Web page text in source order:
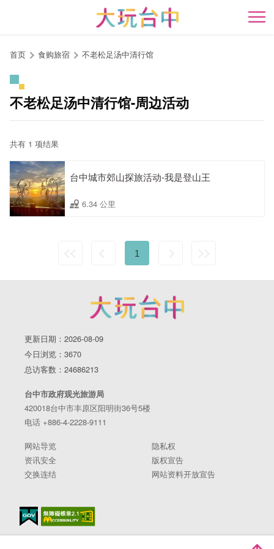
开
首页 食购旅宿 不老松足汤中清行馆
不老松足汤中清行馆-周边活动
共有 1 项结果
台中城市郊山探旅活动-我是登山王
6.34 公里
1
更新日期：2026-08-09
今日浏览：3670
总访客数：24686213
台中市政府观光旅游局
420018台中市丰原区阳明街36号5楼
电话 +886-4-2228-9111
网站导览
隐私权
资讯安全
版权宣告
交换连结
网站资料开放宣告